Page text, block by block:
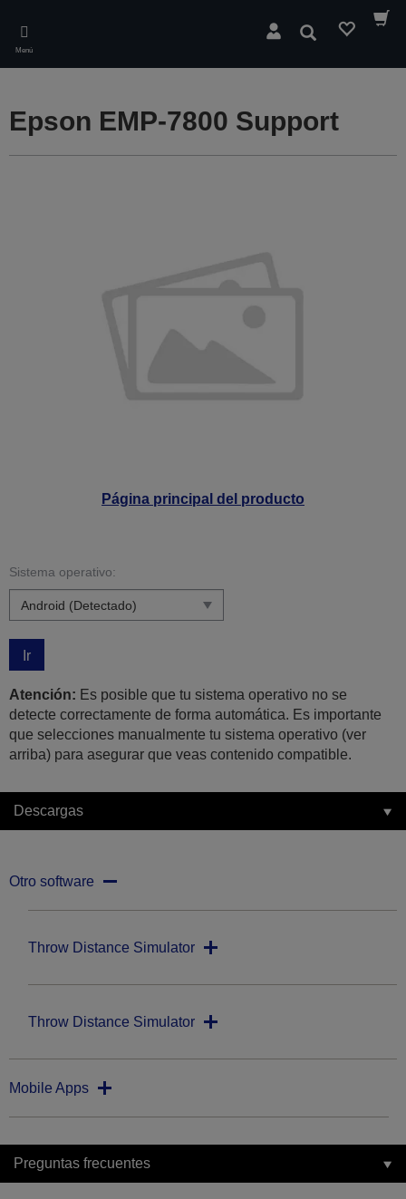
main
content
Menú
Buscar
Página principal del producto
Epson EMP-7800 Support
Sistema operativo:
Ir
Atención: Es posible que tu sistema operativo no se
detecte correctamente de forma automática. Es importante
que selecciones manualmente tu sistema operativo (ver
arriba) para asegurar que veas contenido compatible.
Descargas
Otro software
Throw Distance Simulator
Throw Distance Simulator
Mobile Apps
Preguntas frecuentes